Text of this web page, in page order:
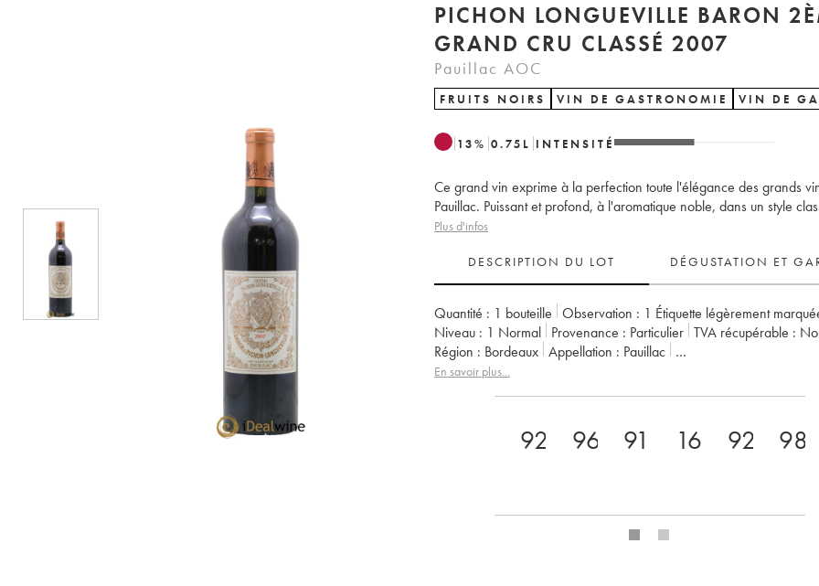
PICHON LONGUEVILLE BARON
GRAND CRU CLASSÉ 2007
Pauillac AOC
FRUITS NOIRS VIN DE GASTRONOMIE VIN DE
13% 0.75 L INTENSITÉ
Ce grand vin exprime à la perfection toute l'élégance des grands
Pauillac. Puissant et profond, à l'aromatique noble, dans un style
Plus d'infos
DESCRIPTION DU LOT DÉGUSTATION ET
Quantité : 1 bouteille Observation : 1 Étiquette légèrement
Niveau : 1 Normal Provenance : particulier TVA récupérable :
Région :
Bordeaux Appellation : Pauillac
Classement :
En savoir plus...
92 96 91 16.5 92 98